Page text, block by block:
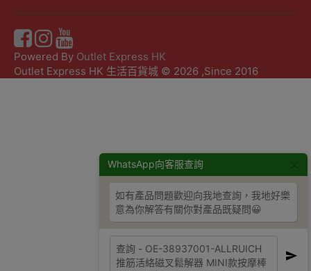
WhatsApp向客服查詢
如有產品問題歡迎向我地查詢，我地好樂
意為你解答有關你對產品既疑問😀
Powered By Outlet Express HK
Outlet Express HK 生活百貨城 © 2026 ,Since 2016